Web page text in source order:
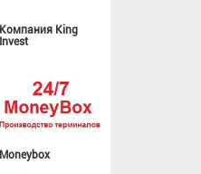
Компания King
Invest
Moneybox